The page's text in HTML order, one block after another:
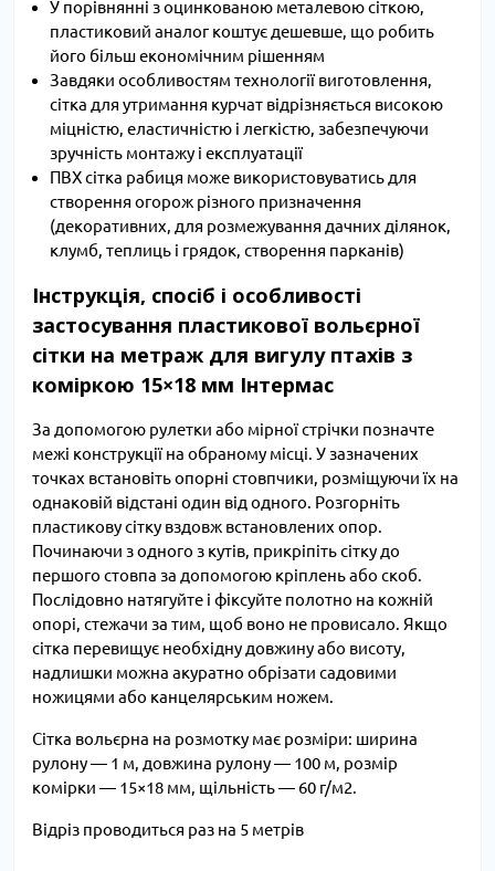
У порівнянні з оцинкованою металевою сіткою,
пластиковий аналог коштує дешевше, що робить
його більш економічним рішенням
Завдяки особливостям технології виготовлення,
сітка для утримання курчат відрізняється високою
міцністю, еластичністю і легкістю, забезпечуючи
зручність монтажу і експлуатації
ПВХ сітка рабиця може використовуватись для
створення огорож різного призначення
(декоративних, для розмежування дачних ділянок,
клумб, теплиць і грядок, створення парканів)
Інструкція, спосіб і особливості
застосування пластикової вольєрної
сітки на метраж для вигулу птахів з
коміркою 15×18 мм Інтермас
За допомогою рулетки або мірної стрічки позначте
межі конструкції на обраному місці. У зазначених
точках встановіть опорні стовпчики, розміщуючи їх на
однаковій відстані один від одного. Розгорніть
пластикову сітку вздовж встановлених опор.
Починаючи з одного з кутів, прикріпіть сітку до
першого стовпа за допомогою кріплень або скоб.
Послідовно натягуйте і фіксуйте полотно на кожній
опорі, стежачи за тим, щоб воно не провисало. Якщо
сітка перевищує необхідну довжину або висоту,
надлишки можна акуратно обрізати садовими
ножицями або канцелярським ножем.
Сітка вольєрна на розмотку має розміри: ширина
рулону — 1 м, довжина рулону — 100 м, розмір
комірки — 15×18 мм, щільність — 60 г/м2.
Відріз проводиться раз на 5 метрів